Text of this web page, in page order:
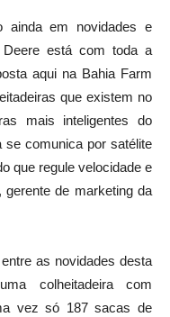
ainda em novidades e
Deere está com toda a
aqui na Bahia Farm
que existem no
mais inteligentes do
se comunica por satélite
que regule velocidade e
gerente de marketing da
as novidades desta
colheitadeira com
vez só 187 sacas de